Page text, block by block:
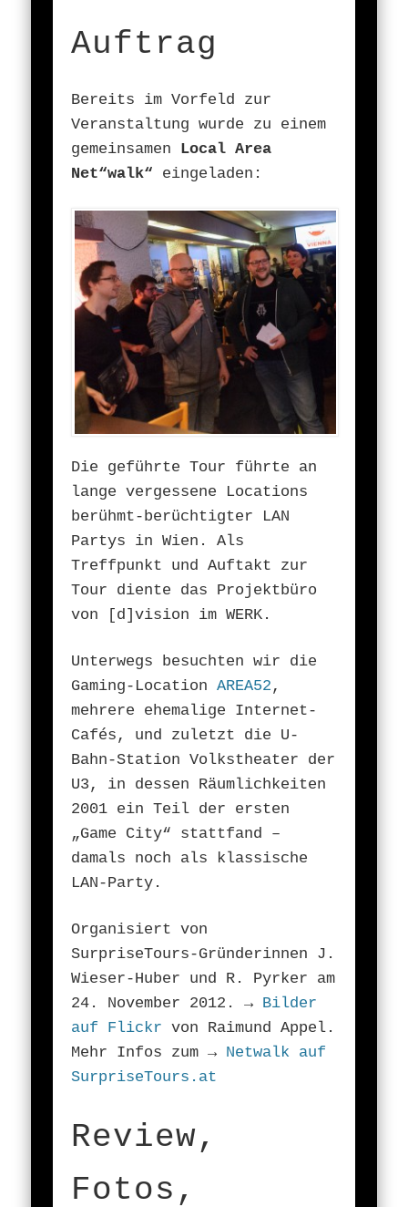
Auftrag
Bereits im Vorfeld zur
Veranstaltung wurde zu einem
gemeinsamen Local Area
Net“walk“ eingeladen:
Die geführte Tour führte an
lange vergessene Locations
berühmt-berüchtigter LAN
Partys in Wien. Als
Treffpunkt und Auftakt zur
Tour diente das Projektbüro
von [d]vision im WERK.
Unterwegs besuchten wir die
Gaming-LocationAREA52 ,
mehrere ehemalige Internet-
Cafés, und zuletzt die U-
Bahn-Station Volkstheater der
U3, in dessen Räumlichkeiten
2001 ein Teil der ersten
„Game City“ stattfand –
damals noch als klassische
LAN-Party.
Organisiert von
SurpriseTours-Gründerinnen J.
Wieser-Huber und R. Pyrker am
24. November 2012. → Bilder
auf Flickr von Raimund Appel.
Mehr Infos zum → Netwalk auf
SurpriseTours.at
Review,
Fotos,